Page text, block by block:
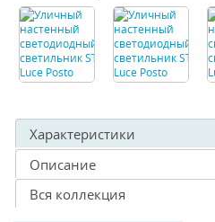
Характеристики
Описание
Вся коллекция